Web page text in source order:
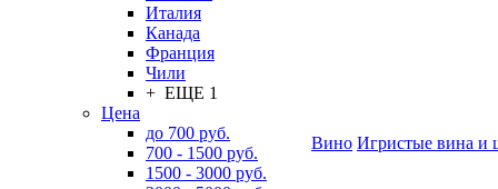
Италия
Канада
Франция
Чили
+ ЕЩЕ 1
Цена
до 700 руб.
700 - 1500 руб.
1500 - 3000 руб.
Вино Игристые вина и